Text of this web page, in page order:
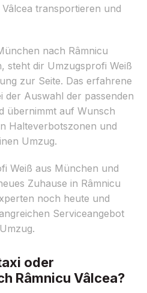
transportieren und
nach Râmnicu
steht dir Umzugsprofi Weiß
zur Seite. Das erfahrene
der Auswahl der passenden
übernimmt auf Wunsch
Halteverbotszonen und
Umzug.
Weiß aus München und
Zuhause in Râmnicu
noch heute und
Serviceangebot
oder
Râmnicu Vâlcea?